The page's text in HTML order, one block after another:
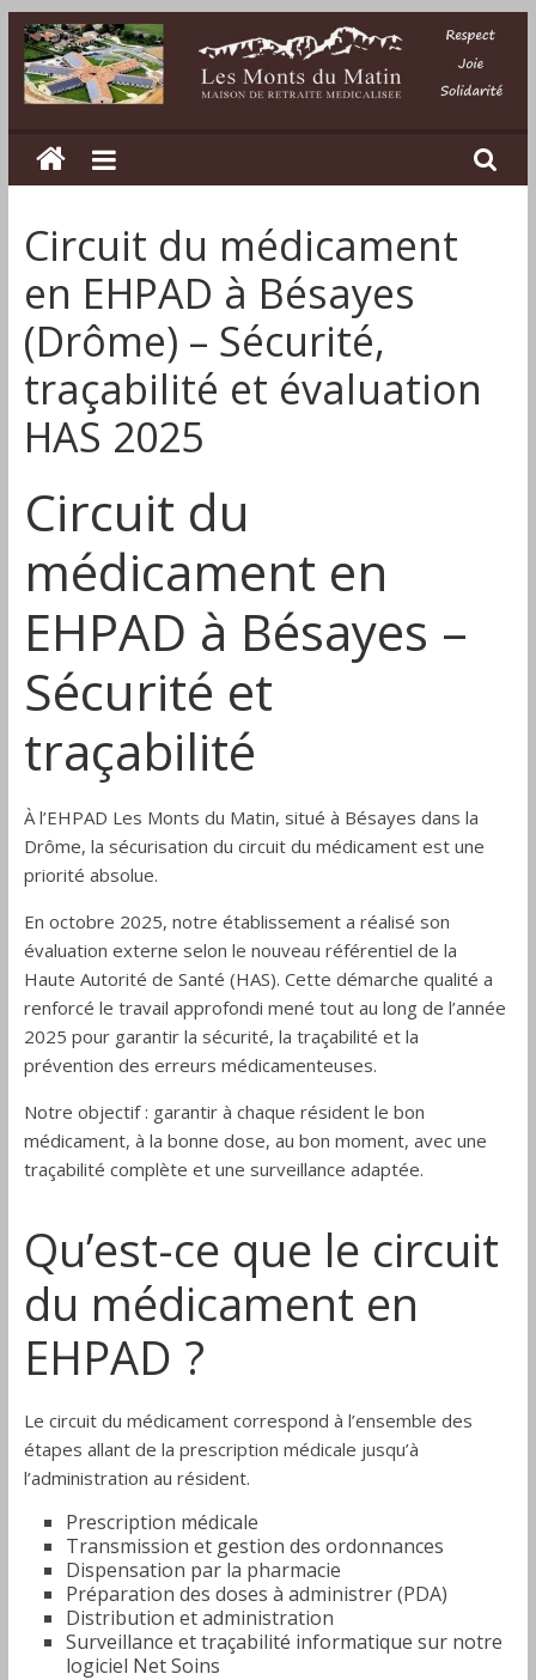
Passer
au
contenu
Les
Monts
du
Matin
Maison
de
retraite
dans
la
Drôme
Circuit du médicament
en EHPAD à Bésayes
(Drôme) – Sécurité,
traçabilité et évaluation
HAS 2025
Circuit du
médicament en
EHPAD à Bésayes –
Sécurité et
traçabilité
À l’EHPAD Les Monts du Matin, situé à Bésayes dans la
Drôme, la sécurisation du circuit du médicament est une
priorité absolue.
En octobre 2025, notre établissement a réalisé son
évaluation externe selon le nouveau référentiel de la
Haute Autorité de Santé (HAS). Cette démarche qualité a
renforcé le travail approfondi mené tout au long de l’année
2025 pour garantir la sécurité, la traçabilité et la
prévention des erreurs médicamenteuses.
Notre objectif : garantir à chaque résident le bon
médicament, à la bonne dose, au bon moment, avec une
traçabilité complète et une surveillance adaptée.
Qu’est-ce que le circuit
du médicament en
EHPAD ?
Le circuit du médicament correspond à l’ensemble des
étapes allant de la prescription médicale jusqu’à
l’administration au résident.
Prescription médicale
Transmission et gestion des ordonnances
Dispensation par la pharmacie
Préparation des doses à administrer (PDA)
Distribution et administration
Surveillance et traçabilité informatique sur notre
logiciel Net Soins